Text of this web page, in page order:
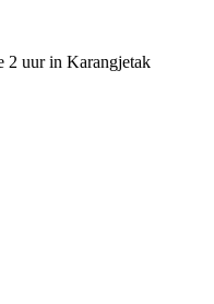
2 uur in Karangjetak